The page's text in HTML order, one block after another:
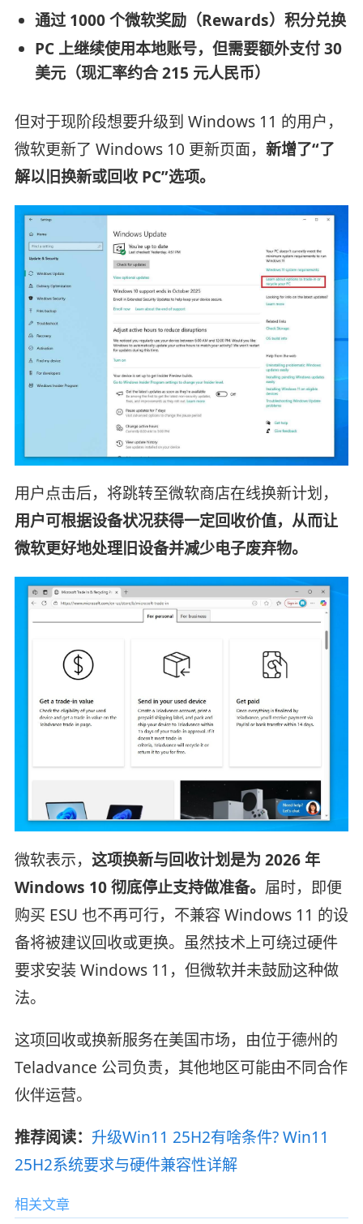
通过 1000 个微软奖励（Rewards）积分兑换
PC 上继续使用本地账号，但需要额外支付 30
美元（现汇率约合 215 元人民币）
但对于现阶段想要升级到 Windows 11 的用户，
微软更新了 Windows 10 更新页面， 新增了“了
解以旧换新或回收 PC”选项。
用户点击后，将跳转至微软商店在线换新计划，
用户可根据设备状况获得一定回收价值，从而让
微软更好地处理旧设备并减少电子废弃物。
微软表示， 这项换新与回收计划是为 2026 年
Windows 10 彻底停止支持做准备。 届时，即便
购买 ESU 也不再可行，不兼容 Windows 11 的设
备将被建议回收或更换。虽然技术上可绕过硬件
要求安装 Windows 11，但微软并未鼓励这种做
法。
这项回收或换新服务在美国市场，由位于德州的
Teladvance 公司负责，其他地区可能由不同合作
伙伴运营。
推荐阅读： 升级Win11 25H2有啥条件? Win11
25H2系统要求与硬件兼容性详解
相关文章